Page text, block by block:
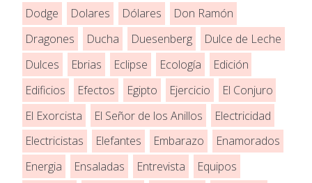
Dodge
Dolares Dólares
Don Ramón
Dragones
Ducha Duesenberg
Dulce de Leche
Dulces
Ebrias Eclipse Ecología
Edición
Edificios
Efectos Egipto Ejercicio
El Conjuro
El Exorcista
El Señor de los Anillos
Electricidad
Electricistas
Elefantes Embarazo
Enamorados
Energia
Ensaladas Entrevista
Equipos